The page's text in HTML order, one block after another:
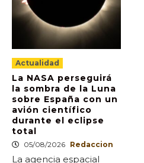
Actualidad
La NASA perseguirá
la sombra de la Luna
sobre España con un
avión científico
durante el eclipse
total
05/08/2026 Redaccion
La agencia espacial